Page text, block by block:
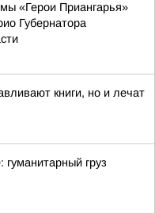
«Герои Приангарья»
Губернатора
книги, но и лечат
груз